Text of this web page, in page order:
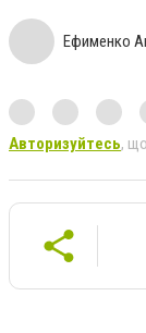
Ефименко
Авторизуйтесь,